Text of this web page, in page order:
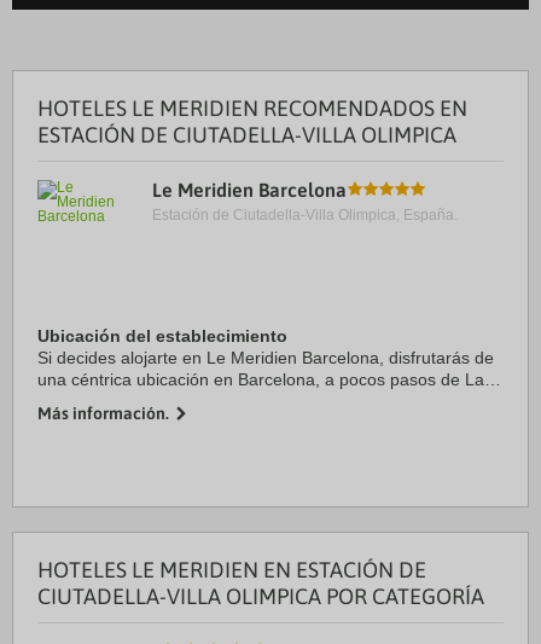
HOTELES LE MERIDIEN RECOMENDADOS EN
ESTACIÓN DE CIUTADELLA-VILLA OLIMPICA
Le Meridien Barcelona
Estación de Ciutadella-Villa Olimpica, España.
Ubicación del establecimiento
Si decides alojarte en Le Meridien Barcelona, disfrutarás de
una céntrica ubicación en Barcelona, a pocos pasos de La
Además, este hotel de lujo se ...
Más información.
HOTELES LE MERIDIEN EN ESTACIÓN DE
CIUTADELLA-VILLA OLIMPICA POR CATEGORÍA